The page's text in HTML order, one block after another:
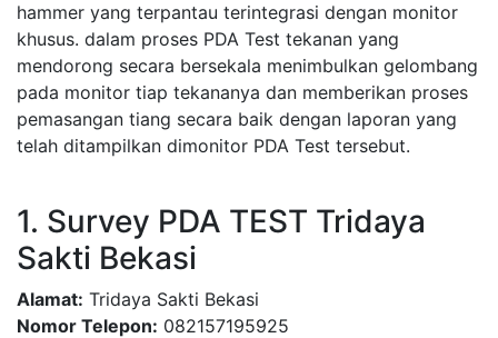
hammer yang terpantau terintegrasi dengan monitor
khusus. dalam proses PDA Test tekanan yang
mendorong secara bersekala menimbulkan gelombang
pada monitor tiap tekananya dan memberikan proses
pemasangan tiang secara baik dengan laporan yang
telah ditampilkan dimonitor PDA Test tersebut.
1. Survey PDA TEST Tridaya
Sakti Bekasi
Alamat: Tridaya Sakti Bekasi
Nomor Telepon: 082157195925